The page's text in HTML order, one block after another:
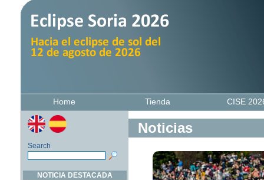
Search
NOTICIA DESTACADA
Noticias
Home Tienda CISE